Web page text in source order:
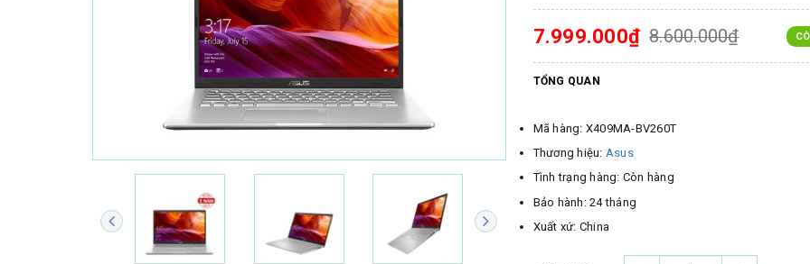
7.999.000₫ 8.600.000₫
TỔNG QUAN
Mã hàng: X409MA-BV260T
Thương hiệu: Asus
Tình trạng hàng: Còn hàng
Bảo hành: 24 tháng
Xuất xứ: China